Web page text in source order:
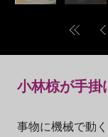
小林椋が手掛
事物に機械で動